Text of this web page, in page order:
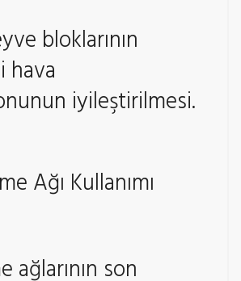
bloklarının
hava
iyileştirilmesi.
Ağı Kullanımı
ağlarının son